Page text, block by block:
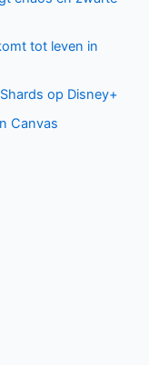
tot leven in
op Disney+
Canvas